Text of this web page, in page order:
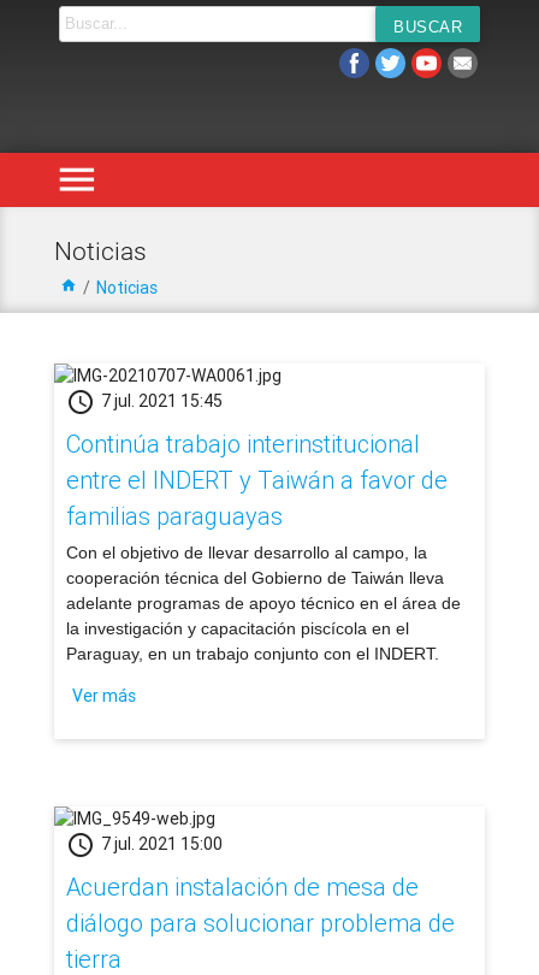
menu
Noticias
home / Noticias
schedule 7 jul. 2021 15:45
Continúa trabajo interinstitucional
entre el INDERT y Taiwán a favor de
familias paraguayas
Con el objetivo de llevar desarrollo al campo, la
cooperación técnica del Gobierno de Taiwán lleva
adelante programas de apoyo técnico en el área de
la investigación y capacitación piscícola en el
Paraguay, en un trabajo conjunto con el INDERT.
Ver más
schedule 7 jul. 2021 15:00
Acuerdan instalación de mesa de
diálogo para solucionar problema de
tierra